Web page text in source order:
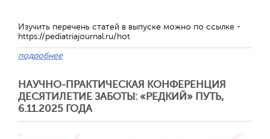
Изучить перечень статей в выпуске можно по ссылке -
https://pediatriajournal.ru/hot
подробнее
НАУЧНО-ПРАКТИЧЕСКАЯ КОНФЕРЕНЦИЯ
ДЕСЯТИЛЕТИЕ ЗАБОТЫ: «РЕДКИЙ» ПУТЬ,
6.11.2025 ГОДА